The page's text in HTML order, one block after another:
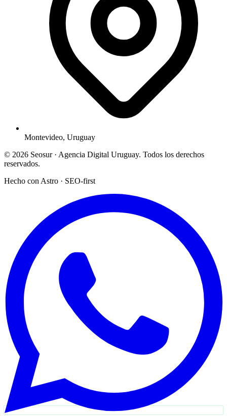
Montevideo, Uruguay
© 2026 Seosur · Agencia Digital Uruguay. Todos los derechos
reservados.
Hecho con Astro · SEO-first